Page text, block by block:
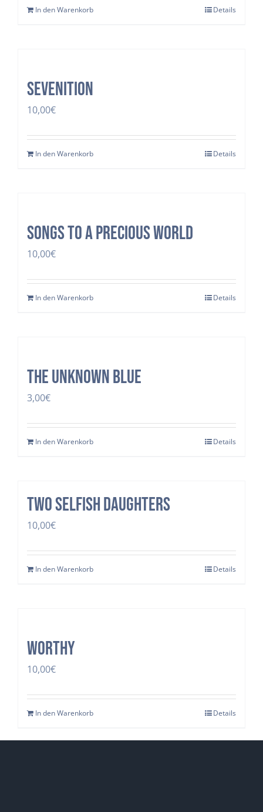
In den Warenkorb Details
Sevenition
10,00€
In den Warenkorb Details
Songs to a precious world
10,00€
In den Warenkorb Details
The Unknown Blue
3,00€
In den Warenkorb Details
two selfish daughters
10,00€
In den Warenkorb Details
Worthy
10,00€
In den Warenkorb Details